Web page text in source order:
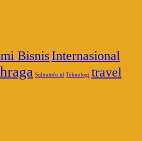
BisnisInternasional
Sultrainfo.id Teknologi travel